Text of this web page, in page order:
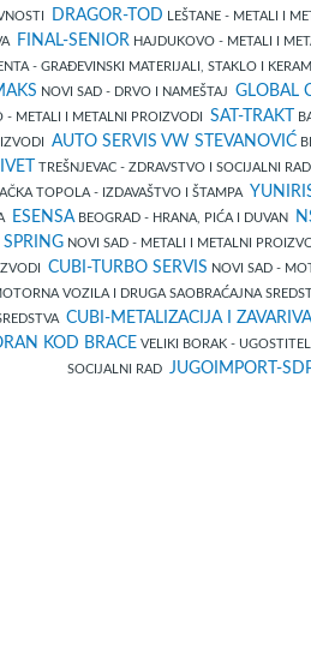
DRAGOR-TOD LEŠTANE - METALI I
FINAL-SENIOR HAJDUKOVO - METALI I
- GRAĐEVINSKI MATERIJALI, STAKLO I
NOVI SAD - DRVO I NAMEŠTAJ GLOBAL
- METALI I METALNI PROIZVODI SAT-TRAKT
AUTO SERVIS VW STEVANOVIĆ
TREŠNJEVAC - ZDRAVSTVO I SOCIJALNI RAD
TOPOLA - IZDAVAŠTVO I ŠTAMPA
ESENSABEOGRAD - HRANA, PIĆA I DUVAN
SPRING NOVI SAD - METALI I METALNI
CUBI-TURBO SERVIS NOVI SAD -
VOZILA I DRUGA SAOBRAĆAJNA
CUBI-METALIZACIJA I
KOD BRACE VELIKI BORAK -
SOCIJALNI RAD
JUGOIMPORT-